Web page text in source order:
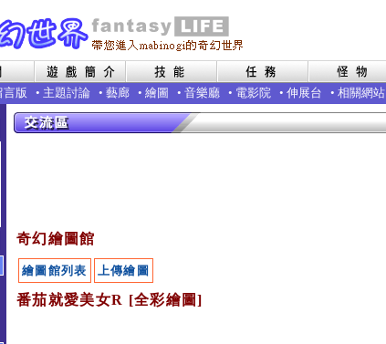
言版 • 主題討論 • 藝廊 • 繪圖 • 音樂廳 • 電影院 • 伸展台 • 相關網站
奇幻繪圖館
繪圖館列表 上傳繪圖
番茄就愛美女R [全彩繪圖]